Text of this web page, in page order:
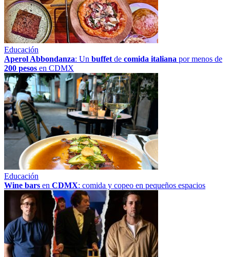
Educación
Aperol Abbondanza: Un buffet de comida italiana por menos de
200 pesos en CDMX
Educación
Wine bars en CDMX: comida y copeo en pequeños espacios